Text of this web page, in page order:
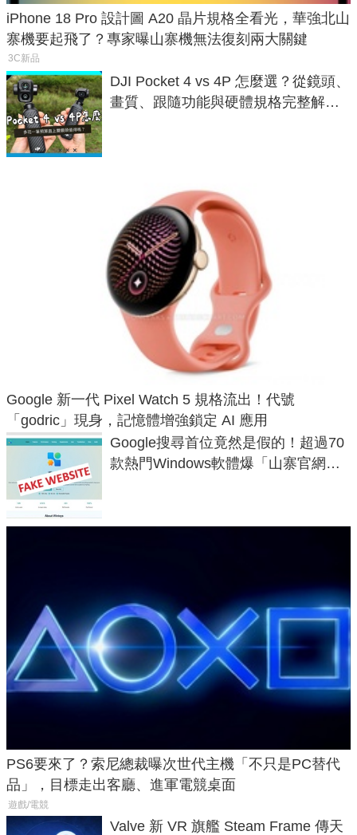
iPhone 18 Pro 設計圖 A20 晶片規格全看光，華強北山
寨機要起飛了？專家曝山寨機無法復刻兩大關鍵
3C新品
DJI Pocket 4 vs 4P 怎麼選？從鏡頭、
畫質、跟隨功能與硬體規格完整解
Google 新一代 Pixel Watch 5 規格流出！代號
「godric」現身，記憶體增強鎖定 AI 應用
Google搜尋首位竟然是假的！超過70
款熱門Windows軟體爆「山寨官網」
PS6要來了？索尼總裁曝次世代主機「不只是PC替代
品」，目標走出客廳、進軍電競桌面
遊戲/電競
Valve 新 VR 旗艦 Steam Frame 傳天